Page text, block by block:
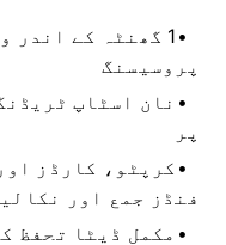
1 گھنٹہ کے اندر
پروسیسنگ
نان اسٹاپ
پر
کرپٹو، کارڈز
فنڈز جمع اور
مکمل ڈیٹا تحفظ کے ساتھ 100%